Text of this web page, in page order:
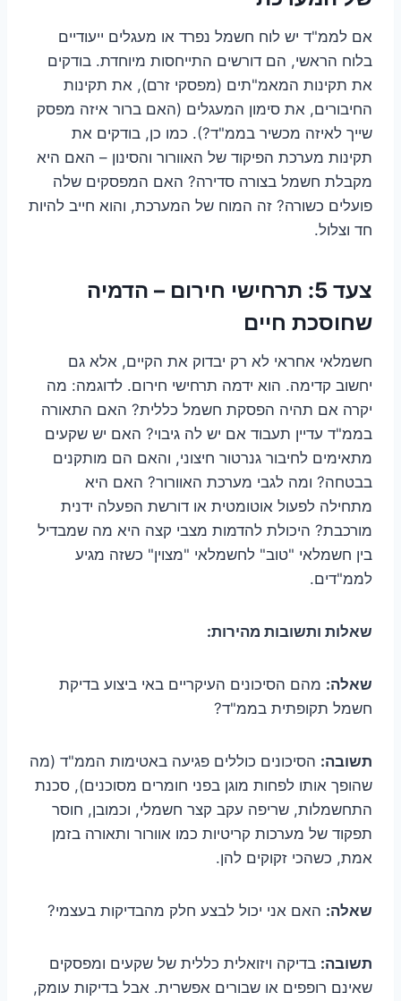
אם לממ"ד יש לוח חשמל נפרד או מעגלים ייעודיים
בלוח הראשי, הם דורשים התייחסות מיוחדת. בודקים
את תקינות המאמ"תים (מפסקי זרם), את תקינות
החיבורים, את סימון המעגלים (האם ברור איזה מפסק
שייך לאיזה מכשיר בממ"ד?). כמו כן, בודקים את
תקינות מערכת הפיקוד של האוורור והסינון – האם היא
מקבלת חשמל בצורה סדירה? האם המפסקים שלה
פועלים כשורה? זה המוח של המערכת, והוא חייב להיות
חד וצלול.
צעד 5: תרחישי חירום – הדמיה
שחוסכת חיים
חשמלאי אחראי לא רק יבדוק את הקיים, אלא גם
יחשוב קדימה. הוא ידמה תרחישי חירום. לדוגמה: מה
יקרה אם תהיה הפסקת חשמל כללית? האם התאורה
בממ"ד עדיין תעבוד אם יש לה גיבוי? האם יש שקעים
מתאימים לחיבור גנרטור חיצוני, והאם הם מותקנים
בבטחה? ומה לגבי מערכת האוורור? האם היא
מתחילה לפעול אוטומטית או דורשת הפעלה ידנית
מורכבת? היכולת להדמות מצבי קצה היא מה שמבדיל
בין חשמלאי "טוב" לחשמלאי "מצוין" כשזה מגיע
לממ"דים.
שאלות ותשובות מהירות:
שאלה: מהם הסיכונים העיקריים באי ביצוע בדיקת
חשמל תקופתית בממ"ד?
תשובה: הסיכונים כוללים פגיעה באטימות הממ"ד (מה
שהופך אותו לפחות מוגן בפני חומרים מסוכנים), סכנת
התחשמלות, שריפה עקב קצר חשמלי, וכמובן, חוסר
תפקוד של מערכות קריטיות כמו אוורור ותאורה בזמן
אמת, כשהכי זקוקים להן.
שאלה: האם אני יכול לבצע חלק מהבדיקות בעצמי?
תשובה: בדיקה ויזואלית כללית של שקעים ומפסקים
שאינם רופפים או שבורים אפשרית. אבל בדיקות עומק,